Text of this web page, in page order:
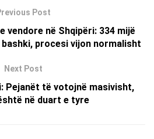
Post
vendore në Shqipëri: 334 mijë
procesi vijon normalisht
Next Post
Pejanët të votojnë masivisht,
në duart e tyre